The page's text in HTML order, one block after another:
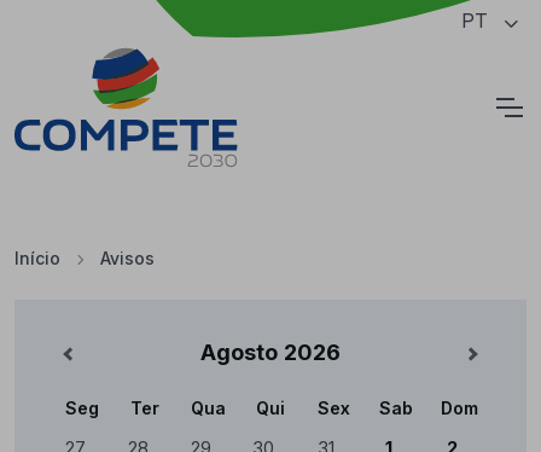
Saltar para o conteúdo principal da página PT
Início Avisos
Agosto 2026 Mês
Calendário
Seg Ter Qua Qui Sex Sab Dom